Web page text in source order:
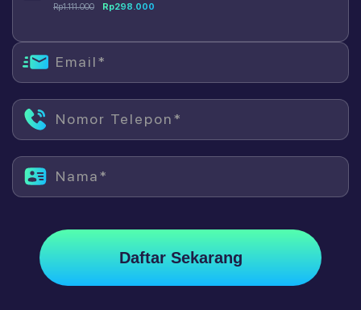
Rp1.111.000 Rp298.000
Email*
Nomor Telepon*
Nama*
Daftar Sekarang